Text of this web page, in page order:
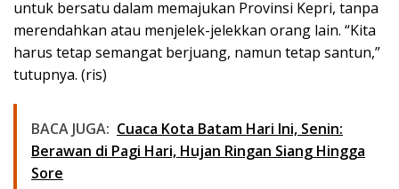
untuk bersatu dalam memajukan Provinsi Kepri, tanpa
merendahkan atau menjelek-jelekkan orang lain. “Kita
harus tetap semangat berjuang, namun tetap santun,”
tutupnya. (ris)
BACA JUGA: Cuaca Kota Batam Hari Ini, Senin:
Berawan di Pagi Hari, Hujan Ringan Siang Hingga
Sore